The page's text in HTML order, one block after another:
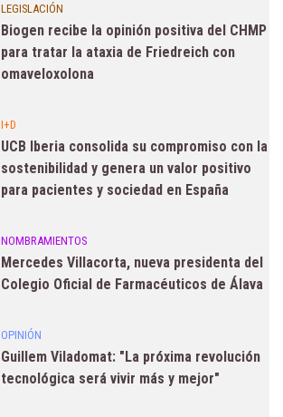
LEGISLACIÓN
Biogen recibe la opinión positiva del CHMP
para tratar la ataxia de Friedreich con
omaveloxolona
I+D
UCB Iberia consolida su compromiso con la
sostenibilidad y genera un valor positivo
para pacientes y sociedad en España
NOMBRAMIENTOS
Mercedes Villacorta, nueva presidenta del
Colegio Oficial de Farmacéuticos de Álava
OPINIÓN
Guillem Viladomat: "La próxima revolución
tecnológica será vivir más y mejor"